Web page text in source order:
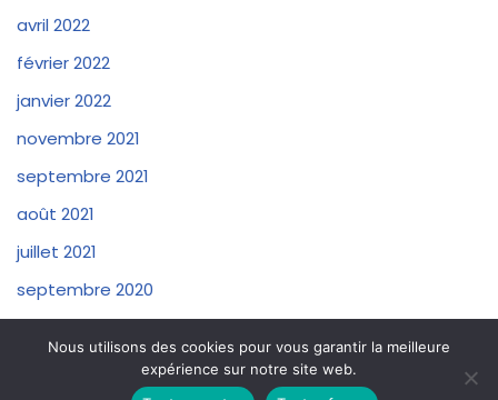
avril 2022
février 2022
janvier 2022
novembre 2021
septembre 2021
août 2021
juillet 2021
septembre 2020
Nous utilisons des cookies pour vous garantir la meilleure
expérience sur notre site web.